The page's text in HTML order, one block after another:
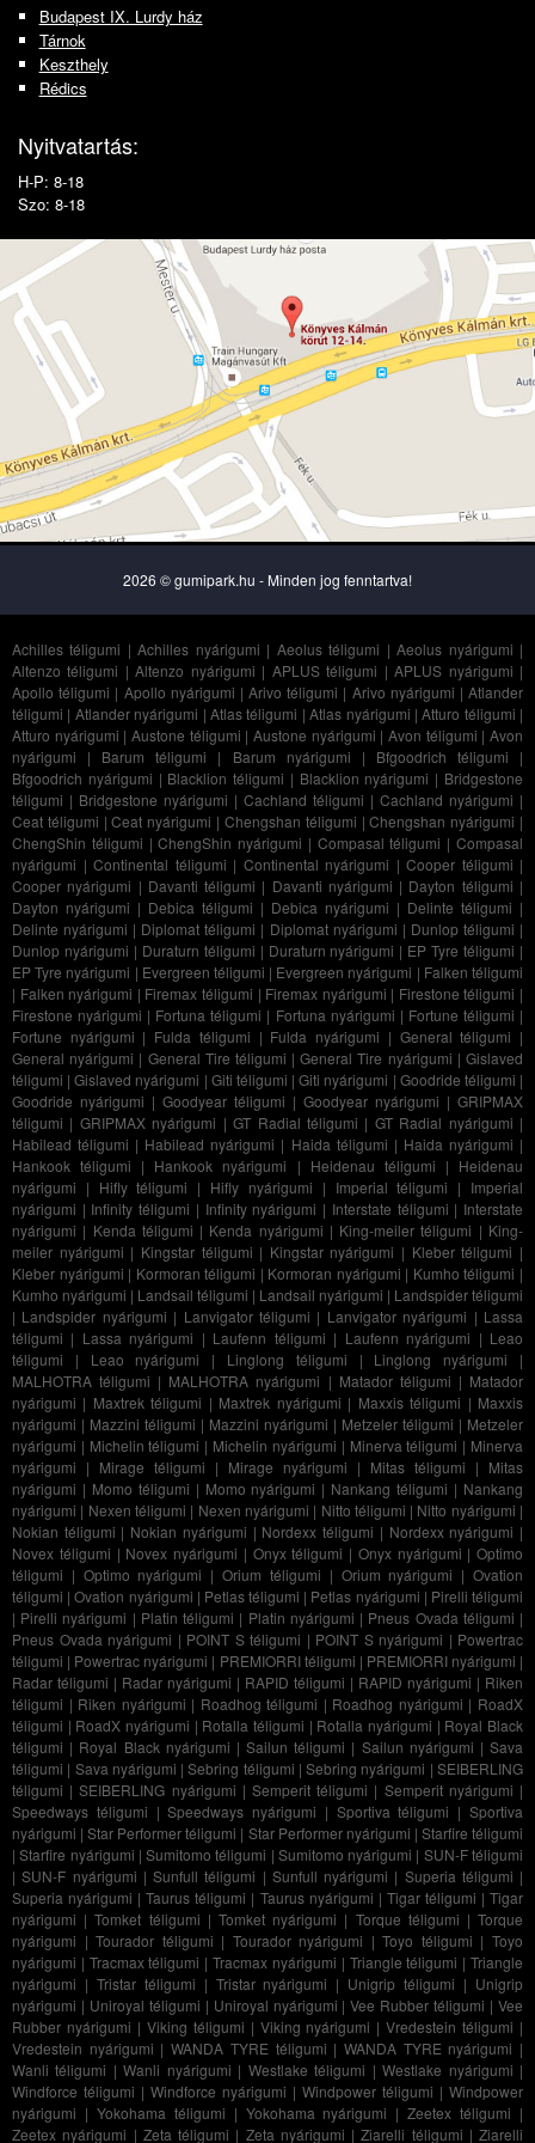
Budapest IX. Lurdy ház
Tárnok
Keszthely
Rédics
Nyitvatartás:
H-P: 8-18
Szo: 8-18
2026 © gumipark.hu - Minden jog fenntartva!
Achilles téligumi |Achilles nyárigumi | Aeolus téligumi |Aeolus nyárigumi |
Altenzo téligumi |Altenzo nyárigumi | APLUS téligumi |APLUS nyárigumi |
Apollo téligumi | Apollo nyárigumi |Arivo téligumi | Arivo nyárigumi |Atlander
téligumi | Atlander nyárigumi | Atlas téligumi |Atlas nyárigumi |Atturo téligumi |
Atturo nyárigumi |Austone téligumi |Austone nyárigumi |Avon téligumi |Avon
nyárigumi | Barum téligumi | Barum nyárigumi | Bfgoodrich téligumi |
Bfgoodrich nyárigumi | Blacklion téligumi | Blacklion nyárigumi | Bridgestone
téligumi | Bridgestone nyárigumi | Cachland téligumi | Cachland nyárigumi |
Ceat téligumi |Ceat nyárigumi | Chengshan téligumi |Chengshan nyárigumi |
ChengShin téligumi |ChengShin nyárigumi | Compasal téligumi |Compasal
nyárigumi | Continental téligumi | Continental nyárigumi | Cooper téligumi |
Cooper nyárigumi | Davanti téligumi | Davanti nyárigumi | Dayton téligumi |
Dayton nyárigumi | Debica téligumi | Debica nyárigumi | Delinte téligumi |
Delinte nyárigumi | Diplomat téligumi | Diplomat nyárigumi | Dunlop téligumi |
Dunlop nyárigumi | Duraturn téligumi | Duraturn nyárigumi | EP Tyre téligumi |
EP Tyre nyárigumi | Evergreen téligumi | Evergreen nyárigumi | Falken téligumi
| Falken nyárigumi | Firemax téligumi | Firemax nyárigumi | Firestone téligumi |
Firestone nyárigumi | Fortuna téligumi | Fortuna nyárigumi | Fortune téligumi |
Fortune nyárigumi | Fulda téligumi | Fulda nyárigumi | General téligumi |
General nyárigumi | General Tire téligumi |General Tire nyárigumi |Gislaved
téligumi |Gislaved nyárigumi | Giti téligumi |Giti nyárigumi | Goodride téligumi |
Goodride nyárigumi | Goodyear téligumi | Goodyear nyárigumi | GRIPMAX
téligumi | GRIPMAX nyárigumi |GT Radial téligumi | GT Radial nyárigumi |
Habilead téligumi | Habilead nyárigumi | Haida téligumi | Haida nyárigumi |
Hankook téligumi | Hankook nyárigumi | Heidenau téligumi | Heidenau
nyárigumi | Hifly téligumi | Hifly nyárigumi | Imperial téligumi | Imperial
nyárigumi | Infinity téligumi | Infinity nyárigumi | Interstate téligumi | Interstate
nyárigumi | Kenda téligumi | Kenda nyárigumi | King-meiler téligumi | King-
meiler nyárigumi | Kingstar téligumi | Kingstar nyárigumi | Kleber téligumi |
Kleber nyárigumi | Kormoran téligumi | Kormoran nyárigumi | Kumho téligumi |
Kumho nyárigumi | Landsail téligumi | Landsail nyárigumi | Landspider téligumi
| Landspider nyárigumi | Lanvigator téligumi | Lanvigator nyárigumi | Lassa
téligumi | Lassa nyárigumi | Laufenn téligumi | Laufenn nyárigumi | Leao
téligumi | Leao nyárigumi | Linglong téligumi | Linglong nyárigumi |
MALHOTRA téligumi | MALHOTRA nyárigumi | Matador téligumi | Matador
nyárigumi | Maxtrek téligumi | Maxtrek nyárigumi | Maxxis téligumi | Maxxis
nyárigumi | Mazzini téligumi | Mazzini nyárigumi | Metzeler téligumi | Metzeler
nyárigumi | Michelin téligumi | Michelin nyárigumi | Minerva téligumi | Minerva
nyárigumi | Mirage téligumi | Mirage nyárigumi | Mitas téligumi | Mitas
nyárigumi | Momo téligumi | Momo nyárigumi | Nankang téligumi | Nankang
nyárigumi | Nexen téligumi | Nexen nyárigumi | Nitto téligumi | Nitto nyárigumi |
Nokian téligumi | Nokian nyárigumi | Nordexx téligumi | Nordexx nyárigumi |
Novex téligumi | Novex nyárigumi | Onyx téligumi | Onyx nyárigumi | Optimo
téligumi | Optimo nyárigumi |Orium téligumi | Orium nyárigumi |Ovation
téligumi |Ovation nyárigumi | Petlas téligumi | Petlas nyárigumi | Pirelli téligumi
| Pirelli nyárigumi | Platin téligumi | Platin nyárigumi | Pneus Ovada téligumi |
Pneus Ovada nyárigumi | POINT S téligumi | POINT S nyárigumi | Powertrac
téligumi | Powertrac nyárigumi | PREMIORRI téligumi | PREMIORRI nyárigumi |
Radar téligumi | Radar nyárigumi | RAPID téligumi | RAPID nyárigumi | Riken
téligumi | Riken nyárigumi | Roadhog téligumi | Roadhog nyárigumi | RoadX
téligumi | RoadX nyárigumi | Rotalla téligumi | Rotalla nyárigumi | Royal Black
téligumi | Royal Black nyárigumi |Sailun téligumi | Sailun nyárigumi |Sava
téligumi | Sava nyárigumi |Sebring téligumi |Sebring nyárigumi |SEIBERLING
téligumi |SEIBERLING nyárigumi |Semperit téligumi | Semperit nyárigumi |
Speedways téligumi |Speedways nyárigumi | Sportiva téligumi |Sportiva
nyárigumi |Star Performer téligumi | Star Performer nyárigumi | Starfire téligumi
|Starfire nyárigumi |Sumitomo téligumi | Sumitomo nyárigumi | SUN-F téligumi
|SUN-F nyárigumi | Sunfull téligumi | Sunfull nyárigumi | Superia téligumi |
Superia nyárigumi |Taurus téligumi | Taurus nyárigumi | Tigar téligumi |Tigar
nyárigumi |Tomket téligumi | Tomket nyárigumi | Torque téligumi |Torque
nyárigumi |Tourador téligumi | Tourador nyárigumi |Toyo téligumi |Toyo
nyárigumi | Tracmax téligumi |Tracmax nyárigumi | Triangle téligumi |Triangle
nyárigumi | Tristar téligumi | Tristar nyárigumi | Unigrip téligumi | Unigrip
nyárigumi | Uniroyal téligumi | Uniroyal nyárigumi |Vee Rubber téligumi |Vee
Rubber nyárigumi | Viking téligumi | Viking nyárigumi |Vredestein téligumi |
Vredestein nyárigumi |WANDA TYRE téligumi | WANDA TYRE nyárigumi |
Wanli téligumi |Wanli nyárigumi | Westlake téligumi |Westlake nyárigumi |
Windforce téligumi | Windforce nyárigumi | Windpower téligumi | Windpower
nyárigumi | Yokohama téligumi | Yokohama nyárigumi |Zeetex téligumi |
Zeetex nyárigumi | Zeta téligumi | Zeta nyárigumi |Ziarelli téligumi | Ziarelli